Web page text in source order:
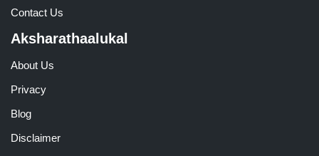
Contact Us
Aksharathaalukal
About Us
Privacy
Blog
Disclaimer